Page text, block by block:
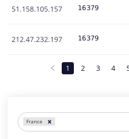
51.158.105.157
212.47.232.197
1 2 3 4
France